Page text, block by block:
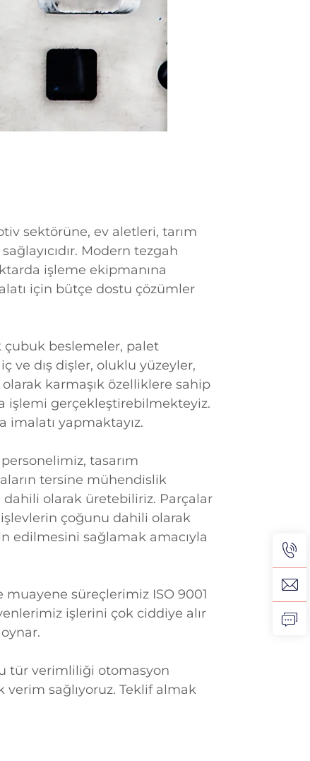
sektörüne, ev aletleri, tarım
Modern tezgah
işleme ekipmanına
için bütçe dostu çözümler
çubuk beslemeler, palet
ve dış dişler, oluklu yüzeyler,
karmaşık özelliklere sahip
işlemi gerçekleştirebilmekteyiz.
imalatı yapmaktayız.
tasarım
tersine mühendislik
olarak üretebiliriz. Parçalar
çoğunu dahili olarak
edilmesini sağlamak amacıyla
süreçlerimiz ISO 9001
işlerini çok ciddiye alır
tür verimliliği otomasyon
sağlıyoruz. Teklif almak